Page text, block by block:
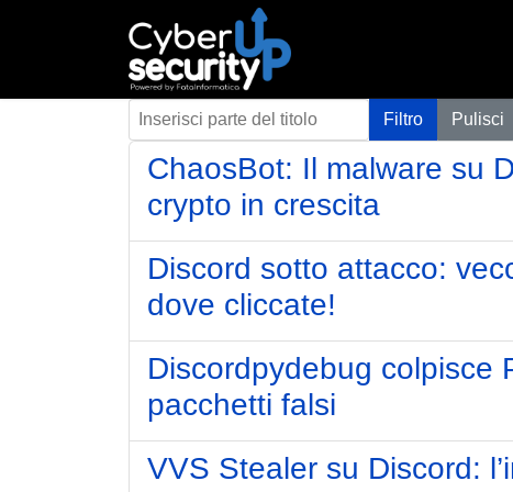
Inserisci parte del titolo Filtro Pulisci
ChaosBot: Il malware su
crypto in crescita
Discord sotto attacco:
dove cliccate!
Discordpydebug colpisce
pacchetti falsi
VVS Stealer su Discord: